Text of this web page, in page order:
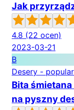
Jak
4.8 (22 ocen)
2023-03-21
B
Desery -
Bita
na pyszny